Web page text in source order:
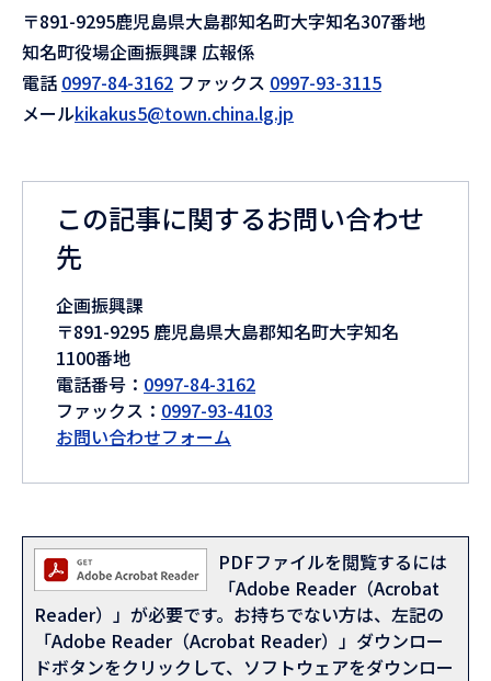
〒891-9295鹿児島県大島郡知名町大字知名307番地
知名町役場企画振興課 広報係
電話 0997-84-3162 ファックス 0997-93-3115
メールkikakus5@town.china.lg.jp
この記事に関するお問い合わせ
先
企画振興課
〒891-9295 鹿児島県大島郡知名町大字知名
1100番地
電話番号： 0997-84-3162
ファックス： 0997-93-4103
お問い合わせフォーム
PDFファイルを閲覧するには
「Adobe Reader（Acrobat
Reader）」が必要です。お持ちでない方は、左記の
「Adobe Reader（Acrobat Reader）」ダウンロー
ドボタンをクリックして、ソフトウェアをダウンロー